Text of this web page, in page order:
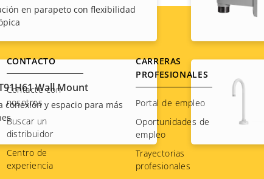
en parapeto con flexibilidad
Wall Mount
conexión y espacio para más
CONTACTO
Contacte con
nosotros
Buscar un
distribuidor
Centro de
experiencia
CARRERAS
PROFESIONALES
Portal de empleo
Oportunidades de
empleo
Trayectorias
profesionales